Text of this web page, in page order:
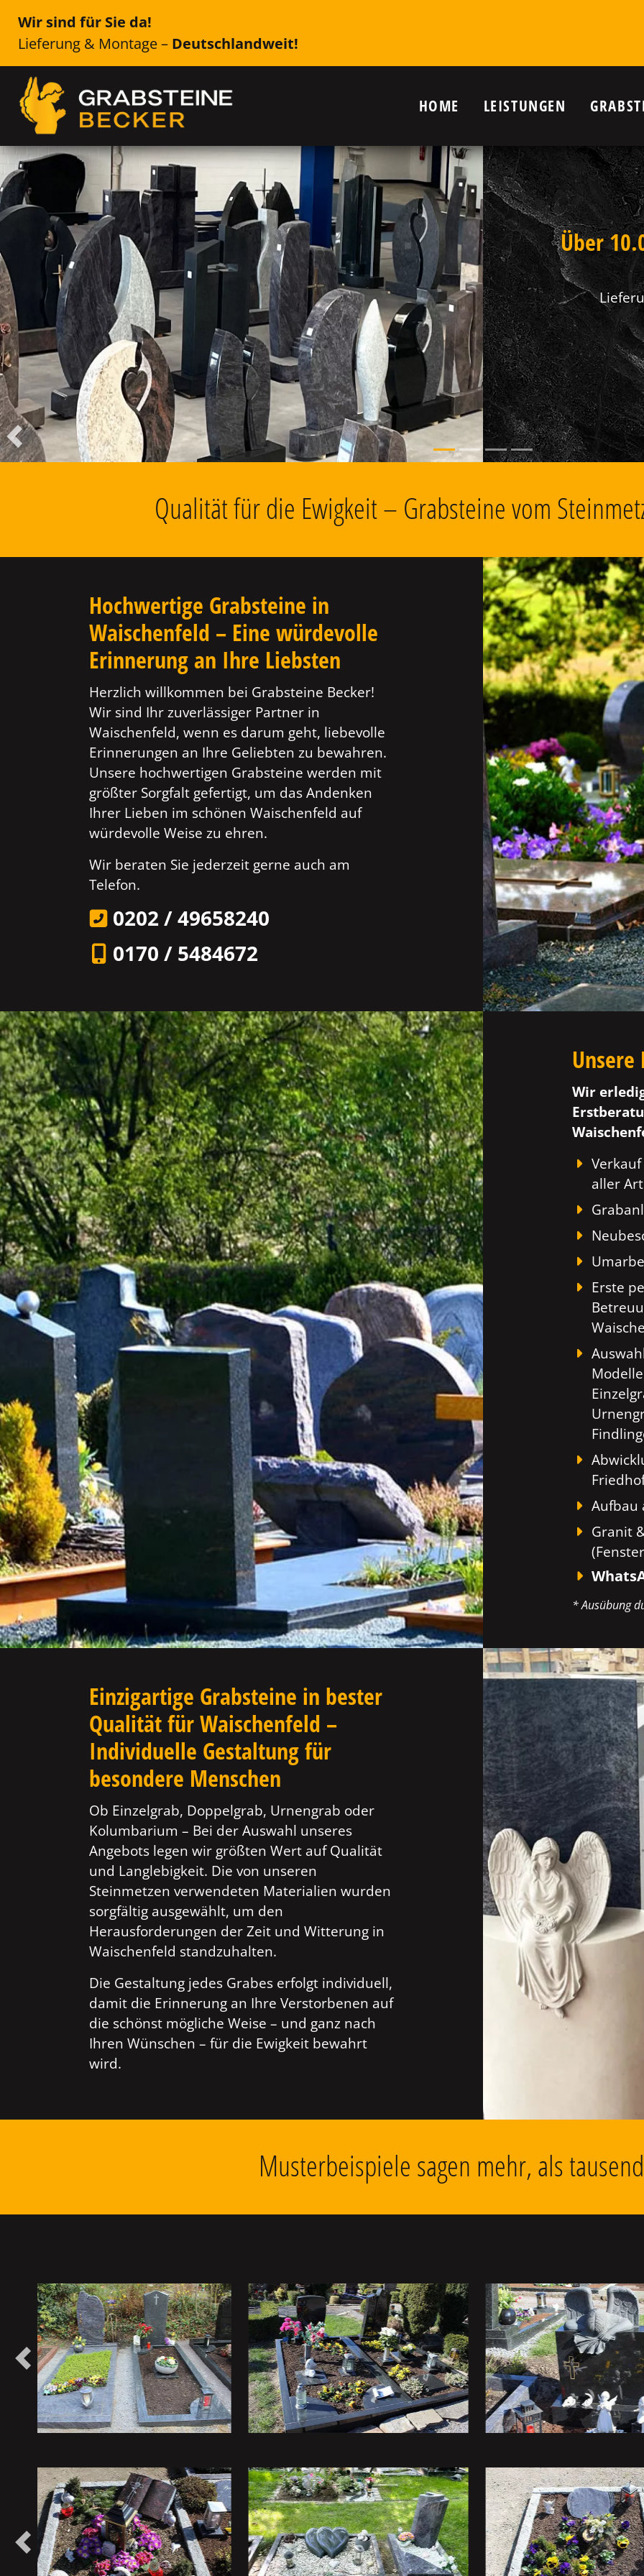
Wir sind für Sie da!
Lieferung & Montage – Deutschlandweit!
HOME LEISTUNGEN
Genau das Richtige für Ihr Grab in
Waischenfeld
Einzelsteine, Doppelsteine, Urnenanlagen,
Liegesteine, Findlinge, Kolumbarien, Grabschmuck
u.v.m.
Vorheriger
Qualität für die Ewigkeit – Grabsteine vom
Hochwertige Grabsteine in
Waischenfeld – Eine würdevolle
Erinnerung an Ihre Liebsten
Herzlich willkommen bei Grabsteine Becker!
Wir sind Ihr zuverlässiger Partner in
Waischenfeld, wenn es darum geht, liebevolle
Erinnerungen an Ihre Geliebten zu bewahren.
Unsere hochwertigen Grabsteine werden mit
größter Sorgfalt gefertigt, um das Andenken
Ihrer Lieben im schönen Waischenfeld auf
würdevolle Weise zu ehren.
Wir beraten Sie jederzeit gerne auch am
Telefon.
0202 / 49658240
0170 / 5484672
Unsere
Wir
aller Art
Erste
Aufbau
Granit
* Ausübung
Einzigartige Grabsteine in bester
Qualität für Waischenfeld –
Individuelle Gestaltung für
besondere Menschen
Ob Einzelgrab, Doppelgrab, Urnengrab oder
Kolumbarium – Bei der Auswahl unseres
Angebots legen wir größten Wert auf Qualität
und Langlebigkeit. Die von unseren
Steinmetzen verwendeten Materialien wurden
sorgfältig ausgewählt, um den
Herausforderungen der Zeit und Witterung in
Waischenfeld standzuhalten.
Die Gestaltung jedes Grabes erfolgt individuell,
damit die Erinnerung an Ihre Verstorbenen auf
die schönst mögliche Weise – und ganz nach
Ihren Wünschen – für die Ewigkeit bewahrt
wird.
Musterbeispiele sagen mehr, als
Vorheriges
Vorheriges